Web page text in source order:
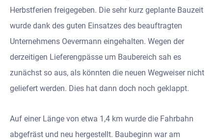
Herbstferien freigegeben. Die sehr kurz geplante Bauzeit
wurde dank des guten Einsatzes des beauftragten
Unternehmens Oevermann eingehalten. Wegen der
derzeitigen Lieferengpässe um Baubereich sah es
zunächst so aus, als könnten die neuen Wegweiser nicht
geliefert werden. Dies hat dann doch noch geklappt.
Auf einer Länge von etwa 1,4 km wurde die Fahrbahn
abgefräst und neu hergestellt. Baubeginn war am